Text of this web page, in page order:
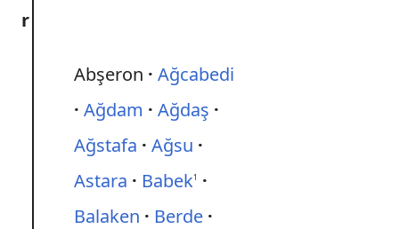
r
Abşeron
Ağcabedi
Ağdam
Ağdaş
Ağstafa
Ağsu
Astara
Babek1
Balaken
Berde